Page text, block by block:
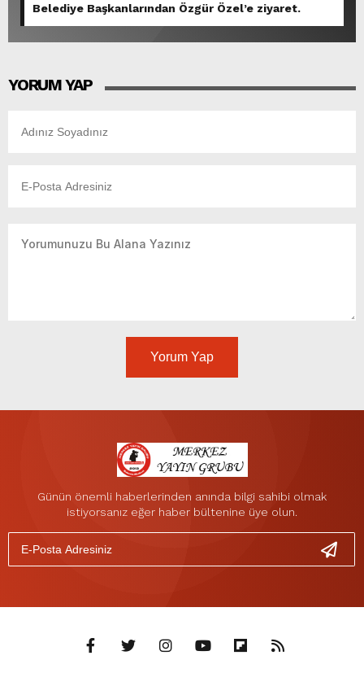
Belediye Başkanlarından Özgür Özel’e ziyaret.
YORUM YAP
Yorum Yap
Günün önemli haberlerinden anında bilgi sahibi olmak
istiyorsanız eğer haber bültenine üye olun.